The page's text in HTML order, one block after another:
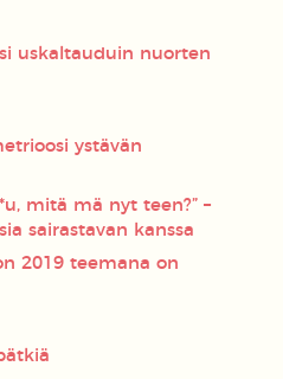
uskaltauduin nuorten
ystävän
mitä mä nyt teen?” –
sairastavan kanssa
2019 teemana on